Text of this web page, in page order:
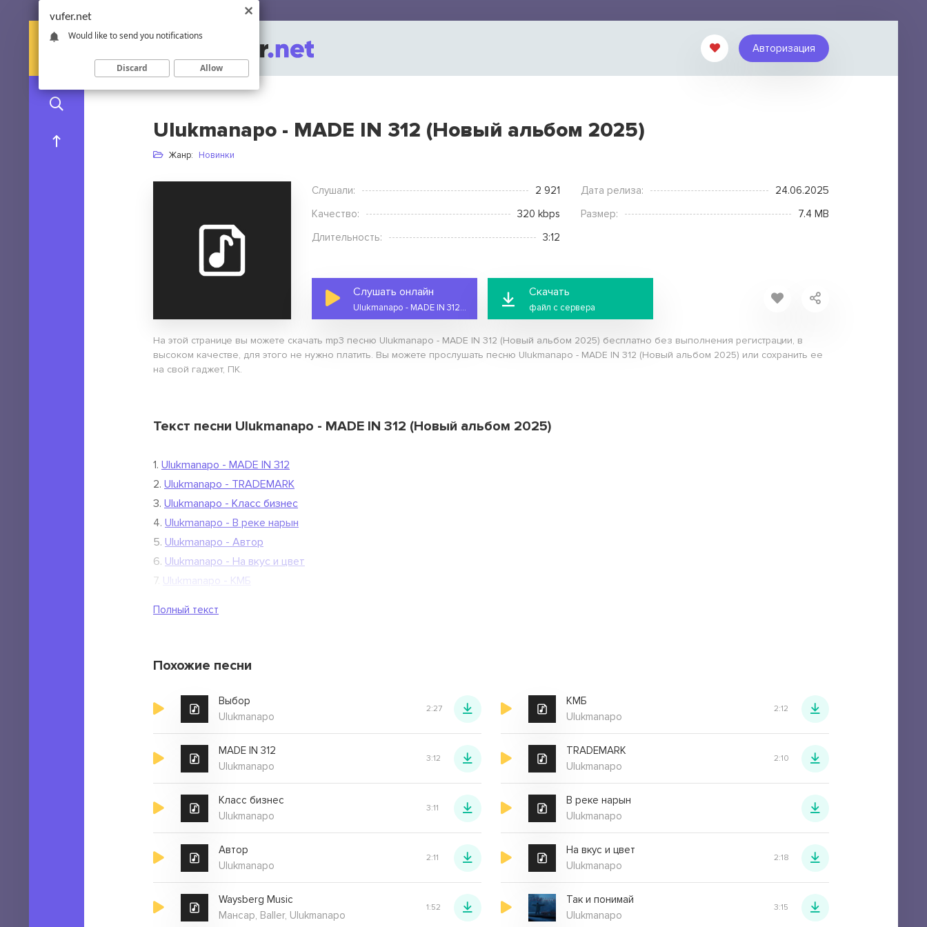
Авторизация
Ulukmanapo - MADE IN 312 (Новый альбом 2025)
Жанр: Новинки
Слушали: 2 921 Дата релиза:
24.06.2025
Качество:
320 kbps Размер:
7.4 MB
Длительность:
3:12
Слушать онлайн
Ulukmanapo - MADE IN 312 (Новый альбом 2025)
Скачать
файл с сервера
На этой странице вы можете скачать mp3 песню Ulukmanapo - MADE IN 312 (Новый альбом 2025) бесплатно без выполнения регистрации, в
высоком качестве, для этого не нужно платить. Вы можете прослушать песню Ulukmanapo - MADE IN 312 (Новый альбом 2025) или сохранить ее
на свой гаджет, ПК.
Текст песни Ulukmanapo - MADE IN 312 (Новый альбом 2025)
1. Ulukmanapo - MADE IN 312
2. Ulukmanapo - TRADEMARK
3. Ulukmanapo - Класс бизнес
4. Ulukmanapo - В реке нарын
5. Ulukmanapo - Автор
6. Ulukmanapo - На вкус и цвет
7. Ulukmanapo - КМБ
11.
Полный текст
Похожие песни
Выбор
Ulukmanapo
2:27
КМБ
Ulukmanapo
2:12
MADE IN 312
Ulukmanapo
3:12
TRADEMARK
Ulukmanapo
2:10
Класс бизнес
Ulukmanapo
3:11
В реке нарын
Ulukmanapo
Автор
Ulukmanapo
2:11
На вкус и цвет
Ulukmanapo
2:18
Waysberg Music
Мансар, Baller, Ulukmanapo
1:52
Так и понимай
Ulukmanapo
3:15
vufer.net
Would like to send you notifications
Discard Allow